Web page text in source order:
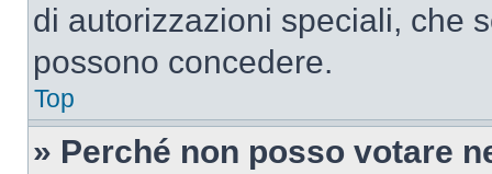
di autorizzazioni speciali, che
possono concedere.
Top
» Perché non posso votare